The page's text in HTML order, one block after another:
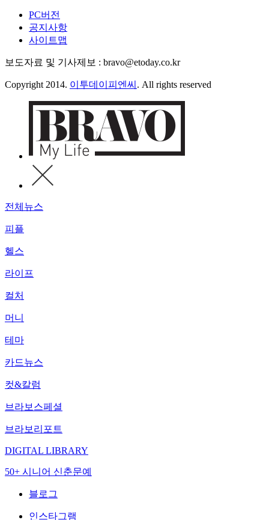
PC버전
공지사항
사이트맵
보도자료 및 기사제보 : bravo@etoday.co.kr
Copyright 2014. 이투데이피엔씨 . All rights reserved
전체뉴스
피플
헬스
라이프
컬처
머니
테마
카드뉴스
컷&칼럼
브라보스페셜
브라보리포트
DIGITAL LIBRARY
50+ 시니어 신춘문예
블로그
인스타그램